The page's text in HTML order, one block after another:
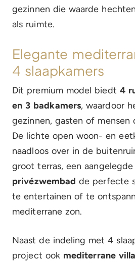
gezinnen die waarde
als ruimte.
Elegante
4 slaapkamers
Dit premium model biedt 4
en 3 badkamers, waardoor
gezinnen, gasten of mensen
De lichte open woon- en
naadloos over in de
groot terras, een
privézwembad de perfecte
te entertainen of te
mediterrane zon.
Naast de indeling met 4
project ook mediterrane